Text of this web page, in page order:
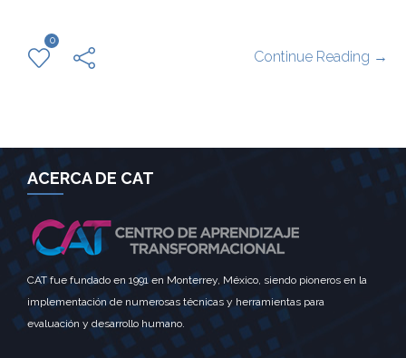
0
Continue Reading →
ACERCA DE CAT
CAT fue fundado en 1991 en Monterrey, México, siendo pioneros en la
implementación de numerosas técnicas y herramientas para
evaluación y desarrollo humano.